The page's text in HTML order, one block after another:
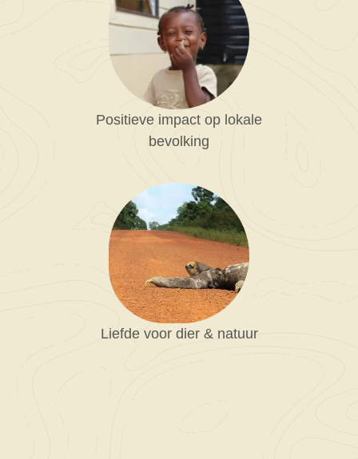
Positieve impact op lokale
bevolking
Liefde voor dier & natuur